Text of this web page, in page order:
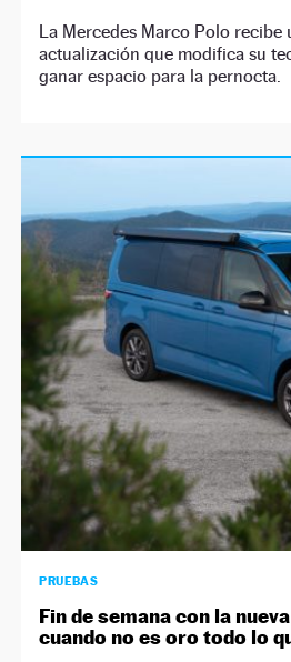
La Mercedes Marco Polo recibe
actualización que modifica su
ganar espacio para la pernocta.
PRUEBAS
Fin de semana con la
cuando no es oro todo lo